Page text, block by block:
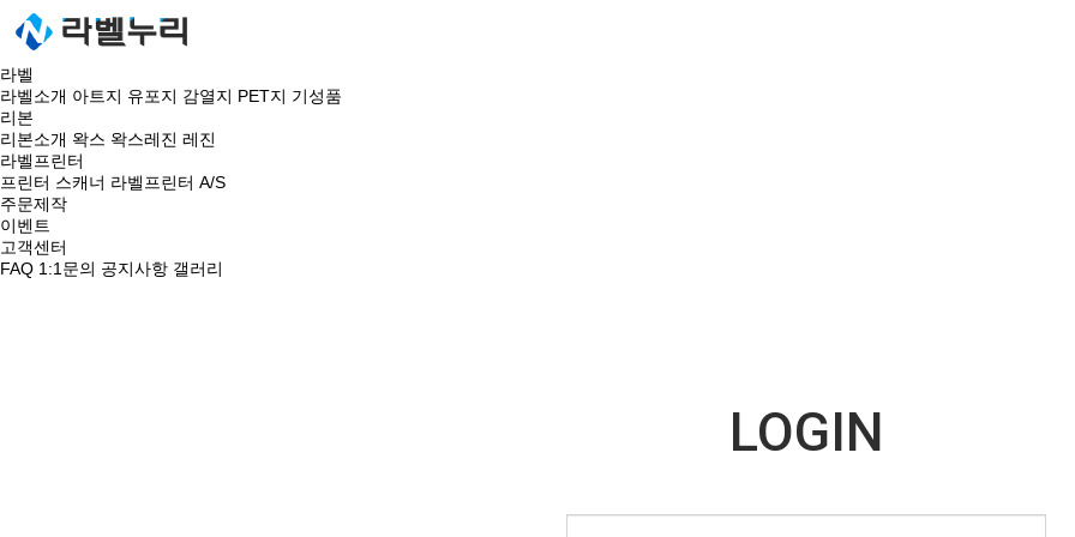
라벨
라벨소개 아트지 유포지 감열지 PET지 기성품
리본
리본소개 왁스 왁스레진 레진
라벨프린터
프린터 스캐너 라벨프린터 A/S
주문제작
이벤트
고객센터
FAQ 1:1문의 공지사항 갤러리
LOGIN